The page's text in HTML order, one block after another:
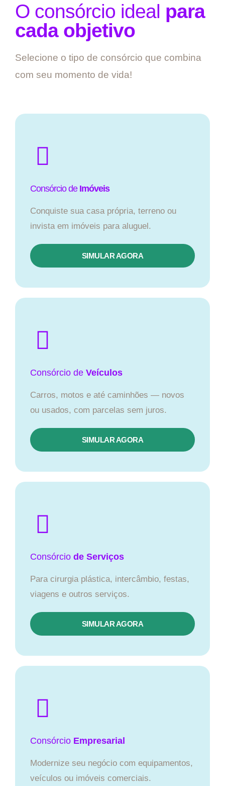
O consórcio ideal para
cada objetivo
Selecione o tipo de consórcio que combina
com seu momento de vida!
Consórcio de Imóveis
Conquiste sua casa própria, terreno ou
invista em imóveis para aluguel.
SIMULAR AGORA​
Consórcio de Veículos
Carros, motos e até caminhões — novos
ou usados, com parcelas sem juros.
SIMULAR AGORA
Consórcio de Serviços
Para cirurgia plástica, intercâmbio, festas,
viagens e outros serviços.
SIMULAR AGORA
Consórcio Empresarial
Modernize seu negócio com equipamentos,
veículos ou imóveis comerciais.